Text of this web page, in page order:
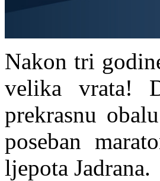
Nakon tri
velika vrata!
prekrasnu
poseban
ljepota Jadrana.